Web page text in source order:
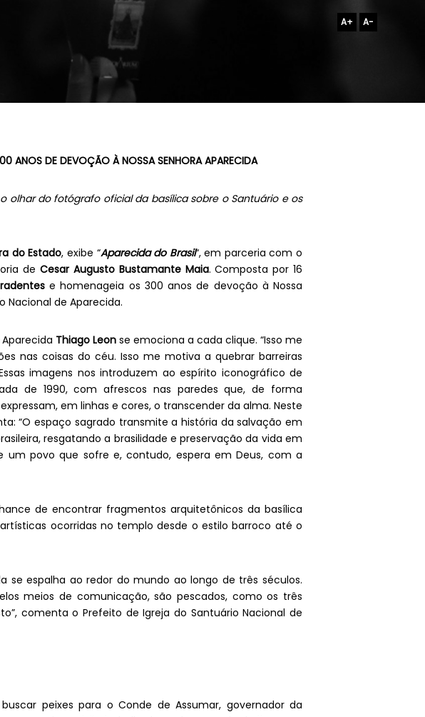
A+
A-
ANOS DE DEVOÇÃO À NOSSA SENHORA APARECIDA
olhar do fotógrafo oficial da basílica sobre o Santuário e os
do Estado, exibe “Aparecida do Brasil“, em parceria com o
deCesar Augusto Bustamante Maia. Composta por 16
e homenageia os 300 anos de devoção à Nossa
Nacional de Aparecida.
Thiago Leon se emociona a cada clique. “Isso me
nas coisas do céu. Isso me motiva a quebrar barreiras
imagens nos introduzem ao espírito iconográfico de
de 1990, com afrescos nas paredes que, de forma
em linhas e cores, o transcender da alma. Neste
“O espaço sagrado transmite a história da salvação em
resgatando a brasilidade e preservação da vida em
um povo que sofre e, contudo, espera em Deus, com a
de encontrar fragmentos arquitetônicos da basílica
ocorridas no templo desde o estilo barroco até o
se espalha ao redor do mundo ao longo de três séculos.
meios de comunicação, são pescados, como os três
comenta o Prefeito de Igreja do Santuário Nacional de
peixes para o Conde de Assumar, governador da